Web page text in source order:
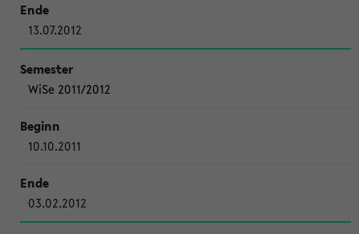
13.07.2012
WiSe 2011/2012
10.10.2011
03.02.2012